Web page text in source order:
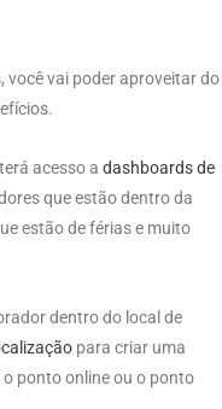
você vai poder aproveitar do
acesso a dashboards de
que estão dentro da
estão de férias e muito
dentro do local de
para criar uma
ponto online ou o ponto